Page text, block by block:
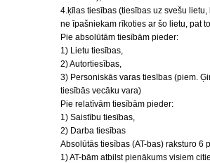
4.ķīlas tiesības (tiesības uz svešu lietu,
ne īpašniekam rīkoties ar šo lietu, pat
Pie absolūtām tiesībām pieder:
1) Lietu tiesības,
2) Autortiesības,
3) Personiskās varas tiesības (piem.
tiesībās vecāku vara)
Pie relatīvām tiesībām pieder:
1) Saistību tiesības,
2) Darba tiesības
Absolūtās tiesības (AT-bas) raksturo 6
1) AT-bām atbilst pienākums visiem